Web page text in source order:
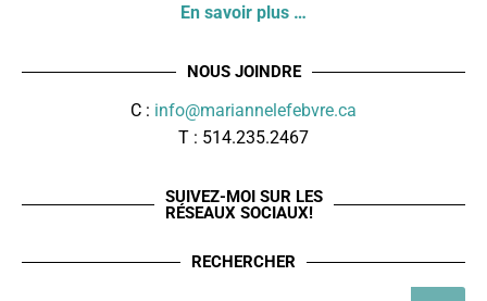
En savoir plus …
NOUS JOINDRE
C : info@mariannelefebvre.ca
T : 514.235.2467
SUIVEZ-MOI SUR LES
RÉSEAUX SOCIAUX!
RECHERCHER